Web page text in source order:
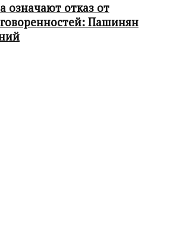
означают отказ от
Пашинян